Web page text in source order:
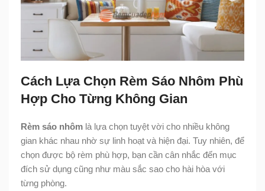
Cách Lựa Chọn Rèm Sáo Nhôm Phù
Hợp Cho Từng Không Gian
Rèm sáo nhôm là lựa chọn tuyệt vời cho nhiều không
gian khác nhau nhờ sự linh hoạt và hiện đại. Tuy nhiên, để
chọn được bộ rèm phù hợp, bạn cần cân nhắc đến mục
đích sử dụng cũng như màu sắc sao cho hài hòa với
từng phòng.